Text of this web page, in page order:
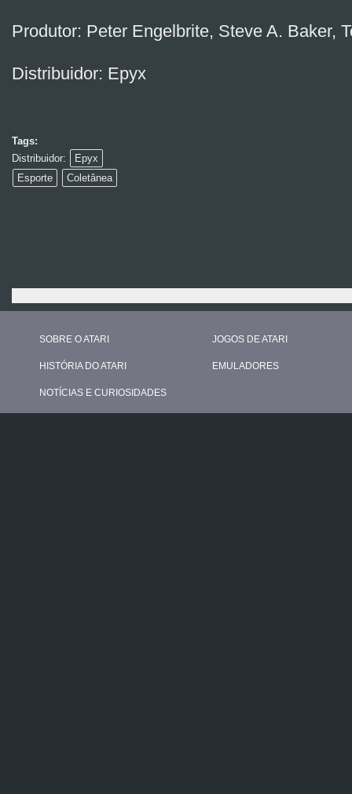
Produtor: Peter Engelbrite, Steve A. Baker,
Distribuidor: Epyx
Tags:
Distribuidor:
Epyx
Esporte
Coletânea
SOBRE O ATARI
HISTÓRIA DO ATARI
NOTÍCIAS E CURIOSIDADES
JOGOS DE ATARI
EMULADORES